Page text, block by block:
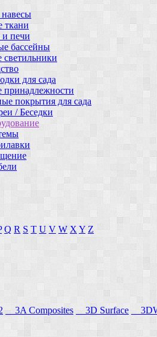
ткани
печи
бассейны
светильники
для сада
принадлежности
покрытия для сада
/ Беседки
Q R S T U V W X Y Z
3A Composites 3D Surface